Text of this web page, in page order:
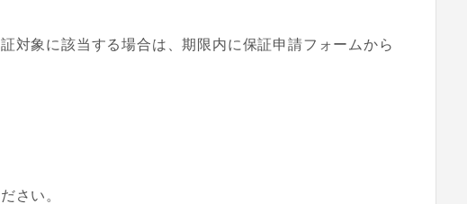
対象に該当する場合は、期限内に保証申請フォームから
さい。